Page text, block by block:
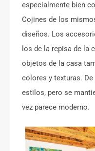
especialmente bien
Cojines de los
diseños. Los
los de la repisa de la
objetos de la casa
colores y texturas.
estilos, pero se
vez parece moderno.